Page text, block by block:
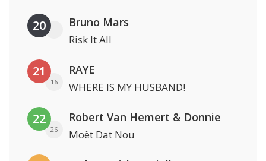
20 Bruno Mars
Risk It All
21
16
RAYE
WHERE IS MY HUSBAND!
22
26
Robert Van Hemert & Donnie
Moët Dat Nou